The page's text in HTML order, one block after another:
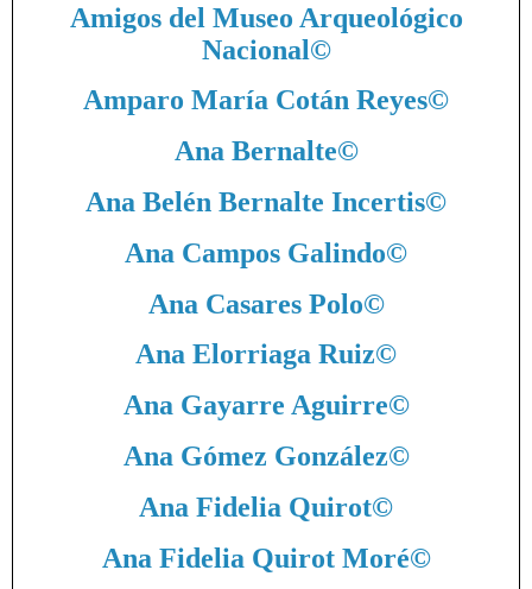
Amigos del Museo Arqueológico
Nacional©
Amparo María Cotán Reyes©
Ana Bernalte©
Ana Belén Bernalte Incertis©
Ana Campos Galindo©
Ana Casares Polo©
Ana Elorriaga Ruiz©
Ana Gayarre Aguirre©
Ana Gómez González©
Ana Fidelia Quirot©
Ana Fidelia Quirot Moré©